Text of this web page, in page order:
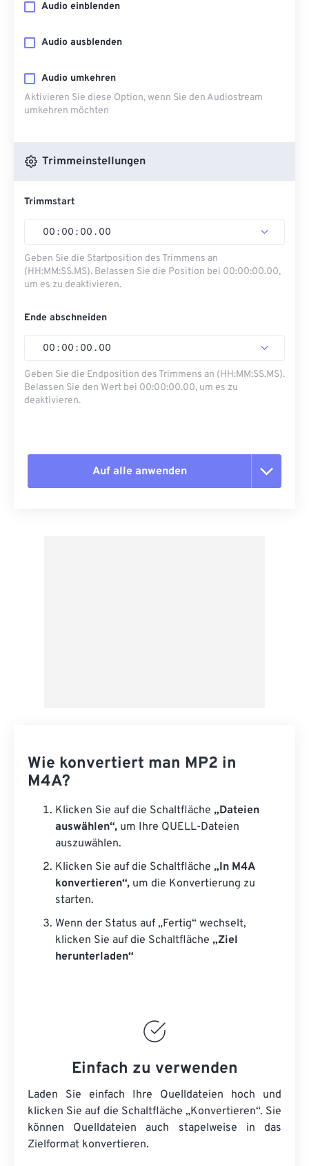
Audio einblenden
Audio ausblenden
Audio umkehren
Aktivieren Sie diese Option, wenn Sie den Audiostream
umkehren möchten
Trimmeinstellungen
Trimmstart
00 : 00 : 00 . 00
Geben Sie die Startposition des Trimmens an
(HH:MM:SS.MS). Belassen Sie die Position bei 00:00:00.00,
um es zu deaktivieren.
Ende abschneiden
00 : 00 : 00 . 00
Geben Sie die Endposition des Trimmens an (HH:MM:SS.MS).
Belassen Sie den Wert bei 00:00:00.00, um es zu
deaktivieren.
Auf alle anwenden
Wie konvertiert man MP2 in
M4A?
Klicken Sie auf die Schaltfläche „Dateien
auswählen“, um Ihre QUELL-Dateien
auszuwählen.
Klicken Sie auf die Schaltfläche „In M4A
konvertieren“, um die Konvertierung zu
starten.
Wenn der Status auf „Fertig“ wechselt,
klicken Sie auf die Schaltfläche „Ziel
herunterladen“
Einfach zu verwenden
Laden Sie einfach Ihre Quelldateien hoch und
klicken Sie auf die Schaltfläche „Konvertieren“. Sie
können Quelldateien auch stapelweise in das
Zielformat konvertieren.